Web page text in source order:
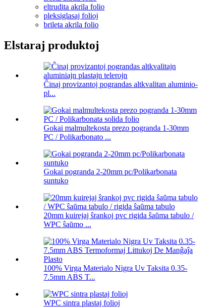
eltrudita akrila folio
pleksiglasaj folioj
brileta akrila folio
Elstaraj produktoj
Ĉinaj provizantoj pograndas altkvalitan aluminio-
pl...
Gokai malmultekosta prezo pogranda 1-30mm
PC / Polikarbonato ...
Gokai pogranda 2-20mm pc/Polikarbonata
suntuko
20mm kuirejaj ŝrankoj pvc rigida ŝaŭma tabulo /
WPC ŝaŭmo ...
100% Virga Materialo Nigra Uv Taksita 0.35-
7.5mm ABS T...
WPC sintra plastaj folioj